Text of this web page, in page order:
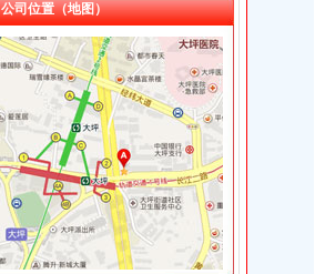
重庆臣夫商贸有限公司 （执照专让）
重庆卿倾商贸有限责任公司 渝江100万 （工商注册）
重庆国洪体育设施有限公司
重庆星竣贸易有限责任公司 渝中100万 （进出口权）
重庆海谛升进出口贸易有限公司 渝北100万 （进出口
重庆奕欣锦诚商贸有限公司 渝九50万 （工商注册）
重庆信同广告有限公司 渝沙50万 （工商注册）
重庆三虹房地产营销策划有限公司
重庆宝鹰汽车销售有限公司
公司位置（地图）
工商动态
黔江局城西所一制三关五排查化高危行业监管
渝浙两地工商携手联办区县与浙商投资洽谈见面会
沙坪坝局积着手梯次抓好食品流通监督
渝中局五措并举贯彻实施《食品安全法》见成效
渝北局四条措施开展排查严防各类事故发生
璧山局青杠所完善四项机制服务“三农”
高新园局四项举措加网络监管执法工作
南岸局“五化”措施迅速展开安全排查工作